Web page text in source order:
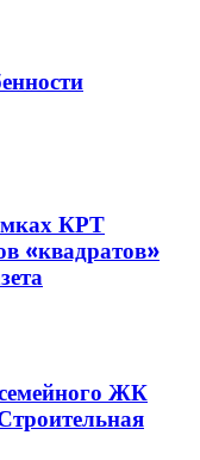
КРТ
«квадратов»
ЖК